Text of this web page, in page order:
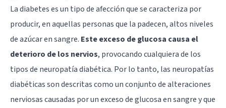
La diabetes es un tipo de afección que se caracteriza por
producir, en aquellas personas que la padecen, altos niveles
de azúcar en sangre. Este exceso de glucosa causa el
deterioro de los nervios, provocando cualquiera de los
tipos de neuropatía diabética. Por lo tanto, las neuropatías
diabéticas son descritas como un conjunto de alteraciones
nerviosas causadas por un exceso de glucosa en sangre y que